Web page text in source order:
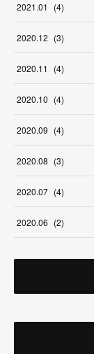
2021.01 (4)
2020.12 (3)
2020.11 (4)
2020.10 (4)
2020.09 (4)
2020.08 (3)
2020.07 (4)
2020.06 (2)